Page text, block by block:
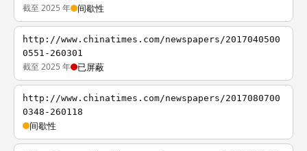
截至 2025 年 间歇性
http://www.chinatimes.com/newspapers/2017040500
0551-260301
截至 2025 年 已屏蔽
http://www.chinatimes.com/newspapers/2017080700
0348-260118
间歇性